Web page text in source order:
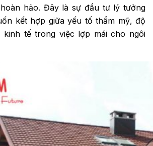
hảo. Đây là sự đầu tư lý tưởng
kết hợp giữa yếu tố thẩm mỹ, độ
kinh tế trong việc lợp mái cho ngôi